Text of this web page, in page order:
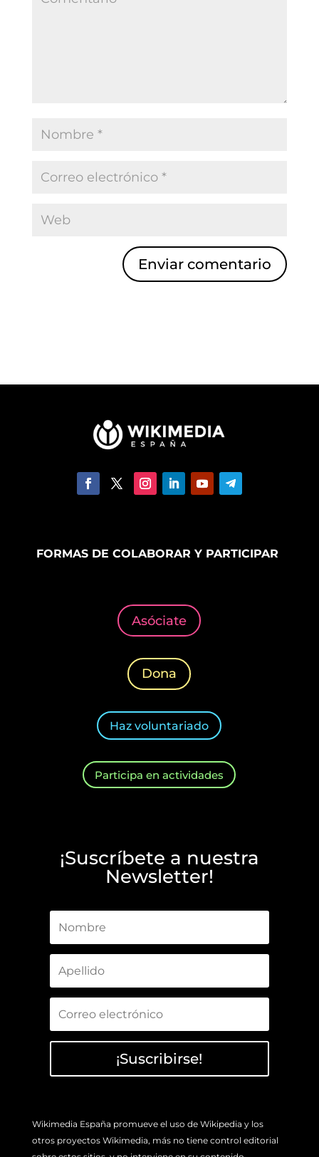
Enviar comentario
FORMAS DE COLABORAR Y PARTICIPAR
Asóciate
Dona
Haz voluntariado
Participa en actividades
¡Suscríbete a nuestra
Newsletter!
¡Suscribirse!
Wikimedia España promueve el uso de Wikipedia y los
otros proyectos Wikimedia, más no tiene control editorial